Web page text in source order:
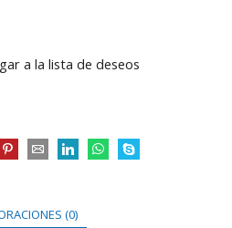
a la lista de deseos
(0)